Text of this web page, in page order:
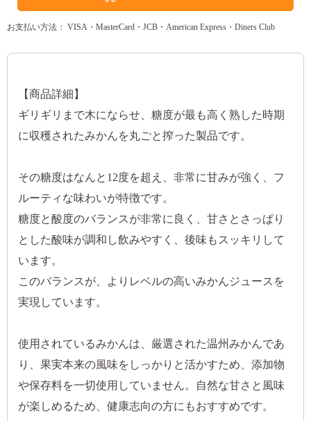
お支払い方法： VISA・MasterCard・JCB・American Express・Diners Club
【商品詳細】
ギリギリまで木にならせ、糖度が最も高く熟した時期
に収穫されたみかんを丸ごと搾った製品です。
その糖度はなんと12度を超え、非常に甘みが強く、フ
ルーティな味わいが特徴です。
糖度と酸度のバランスが非常に良く、甘さとさっぱり
とした酸味が調和し飲みやすく、後味もスッキリして
います。
このバランスが、よりレベルの高いみかんジュースを
実現しています。
使用されているみかんは、厳選された温州みかんであ
り、果実本来の風味をしっかりと活かすため、添加物
や保存料を一切使用していません。自然な甘さと風味
が楽しめるため、健康志向の方にもおすすめです。